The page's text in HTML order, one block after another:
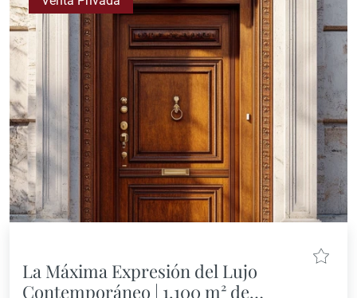
La Máxima Expresión del Lujo
Contemporáneo | 1.100 m² de